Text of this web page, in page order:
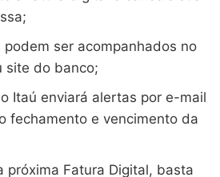
podem ser acompanhados no
site do banco;
Itaú enviará alertas por e-mail
fechamento e vencimento da
próxima Fatura Digital, basta